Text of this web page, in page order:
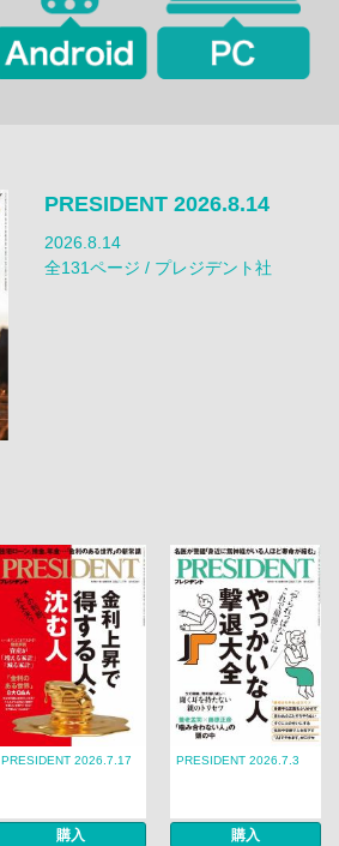
PRESIDENT 2026.8.14
2026.8.14
全131ページ / プレジデント社
PRESIDENT 2026.7.17
購入
PRESIDENT 2026.7.3
購入